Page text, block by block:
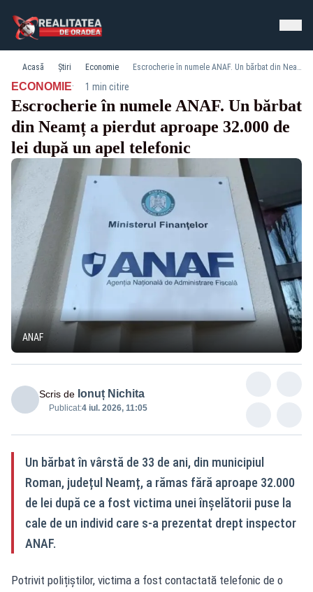
Acasă Știri Economie Escrocherie în numele ANAF. Un bărbat din Neamț a pierdut aproape 32.000 de lei după un apel telefonic
ECONOMIE· 1 min citire
Escrocherie în numele ANAF. Un bărbat
din Neamț a pierdut aproape 32.000 de
lei după un apel telefonic
ANAF
Scris de Ionuț Nichita
Publicat:4 iul. 2026, 11:05
Un bărbat în vârstă de 33 de ani, din municipiul
Roman, județul Neamț, a rămas fără aproape 32.000
de lei după ce a fost victima unei înșelătorii puse la
cale de un individ care s-a prezentat drept inspector
ANAF.
Potrivit polițiștilor, victima a fost contactată telefonic de o